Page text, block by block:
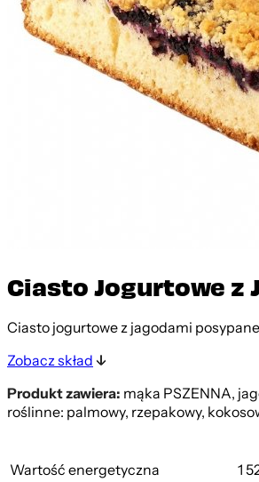
Ciasto Jogurtowe z
Ciasto jogurtowe z jagodami
Zobacz skład
Produkt zawiera: mąka PSZENNA,
roślinne: palmowy, rzepakowy,
Wartość energetyczna
1